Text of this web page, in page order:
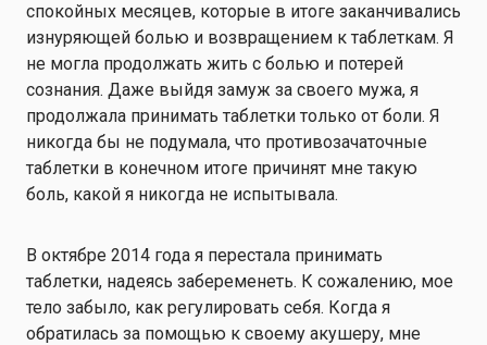
спокойных месяцев, которые в итоге заканчивались
изнуряющей болью и возвращением к таблеткам. Я
не могла продолжать жить с болью и потерей
сознания. Даже выйдя замуж за своего мужа, я
продолжала принимать таблетки только от боли. Я
никогда бы не подумала, что противозачаточные
таблетки в конечном итоге причинят мне такую
боль, какой я никогда не испытывала.
В октябре 2014 года я перестала принимать
таблетки, надеясь забеременеть. К сожалению, мое
тело забыло, как регулировать себя. Когда я
обратилась за помощью к своему акушеру, мне